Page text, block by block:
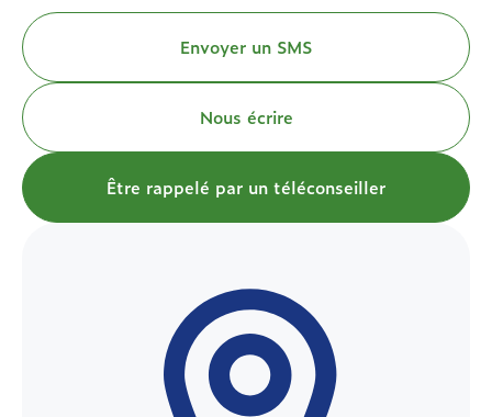
Envoyer un SMS
Nous écrire
Être rappelé par un téléconseiller